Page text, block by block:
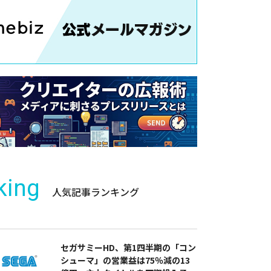
人気記事ランキング
セガサミーHD、第1四半期の「コン
シューマ」の営業益は75％減の13